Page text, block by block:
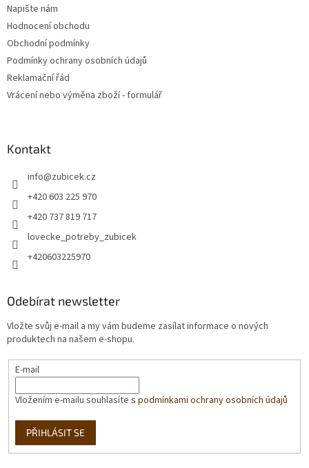
Napište nám
Hodnocení obchodu
Obchodní podmínky
Podmínky ochrany osobních údajů
Reklamační řád
Vrácení nebo výměna zboží - formulář
Kontakt
info@zubicek.cz
+420 603 225 970
+420 737 819 717
lovecke_potreby_zubicek
+420603225970
Odebírat newsletter
Vložte svůj e-mail a my vám budeme zasílat informace o nových
produktech na našem e-shopu.
E-mail
Vložením e-mailu souhlasíte s podmínkami ochrany osobních údajů
PŘIHLÁSIT SE